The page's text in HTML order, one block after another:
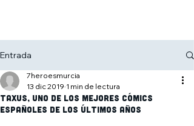
Entrada
Taxus, uno de los mejores cómics
españoles de los últimos años
7heroesmurcia
13 dic 2019 1 min de lectura